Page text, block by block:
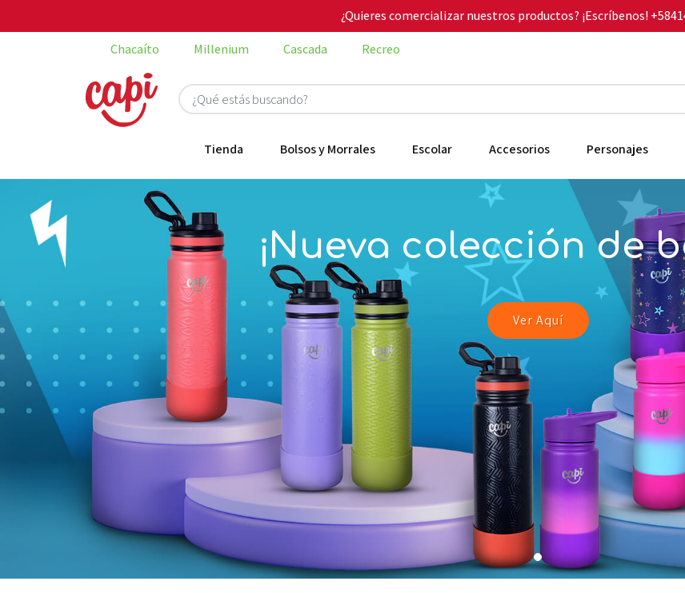
¿Quieres comercializar nuestros productos? ¡Escríbenos!
Chacaíto
Millenium Cascada Recreo
Tienda Bolsos y Morrales Escolar Accesorios Personajes
¡Nueva colección de
Ver Aquí